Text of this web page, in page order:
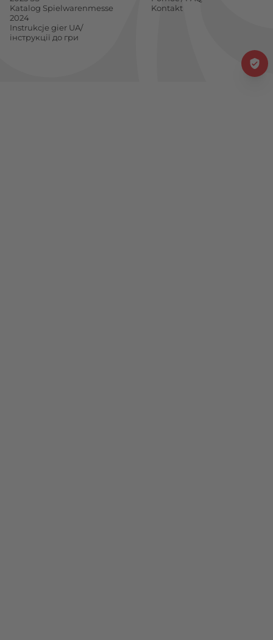
Katalog Spielwarenmesse
2024
Instrukcje gier UA/
інструкції до гри
Kontakt